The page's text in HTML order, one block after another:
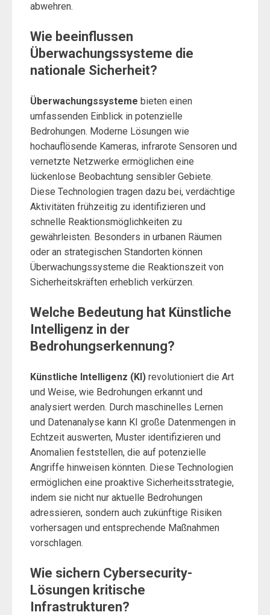
abwehren.
Wie beeinflussen
Überwachungssysteme die
nationale Sicherheit?
Überwachungssysteme bieten einen
umfassenden Einblick in potenzielle
Bedrohungen. Moderne Lösungen wie
hochauflösende Kameras, infrarote Sensoren und
vernetzte Netzwerke ermöglichen eine
lückenlose Beobachtung sensibler Gebiete.
Diese Technologien tragen dazu bei, verdächtige
Aktivitäten frühzeitig zu identifizieren und
schnelle Reaktionsmöglichkeiten zu
gewährleisten. Besonders in urbanen Räumen
oder an strategischen Standorten können
Überwachungssysteme die Reaktionszeit von
Sicherheitskräften erheblich verkürzen.
Welche Bedeutung hat Künstliche
Intelligenz in der
Bedrohungserkennung?
Künstliche Intelligenz (KI) revolutioniert die Art
und Weise, wie Bedrohungen erkannt und
analysiert werden. Durch maschinelles Lernen
und Datenanalyse kann KI große Datenmengen in
Echtzeit auswerten, Muster identifizieren und
Anomalien feststellen, die auf potenzielle
Angriffe hinweisen könnten. Diese Technologien
ermöglichen eine proaktive Sicherheitsstrategie,
indem sie nicht nur aktuelle Bedrohungen
adressieren, sondern auch zukünftige Risiken
vorhersagen und entsprechende Maßnahmen
vorschlagen.
Wie sichern Cybersecurity-
Lösungen kritische
Infrastrukturen?